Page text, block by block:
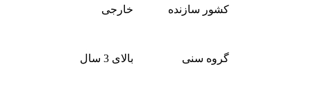
کشور سازنده خارجی
گروه سنی بالای 3 سال